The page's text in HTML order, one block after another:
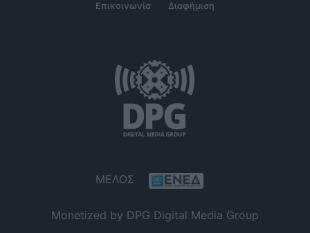
Επικοινωνία Διαφήμιση
ΜΕΛΟΣ
Monetized by DPG Digital Media Group